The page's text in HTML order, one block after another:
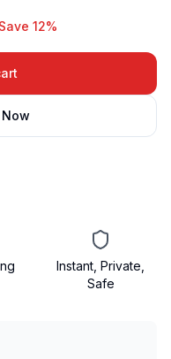
Save 12%
Instant, Private,
Safe